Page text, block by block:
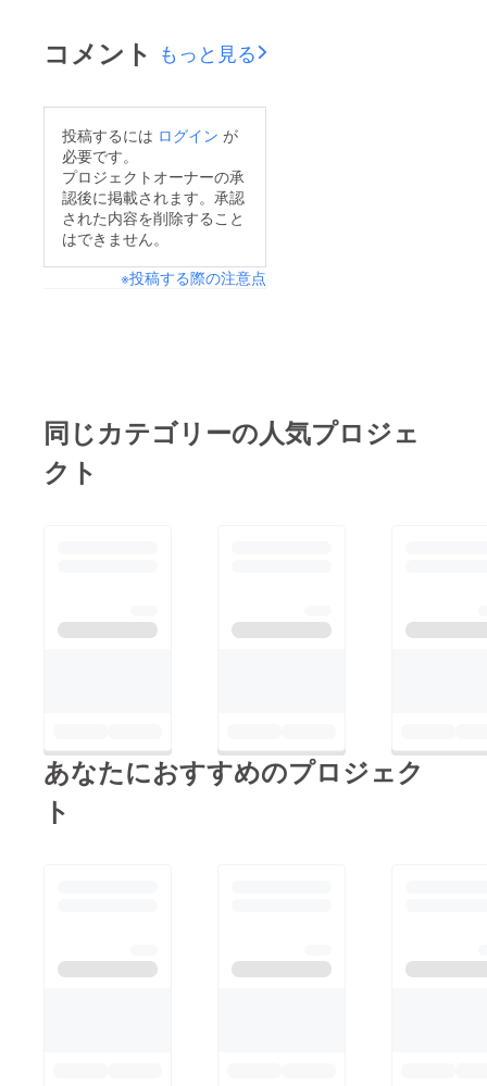
は事業に継続に向けて
邁進してまいります。
るように頑張りますの
で、今後ともよろしく
お願いいたします。
コメント もっと見る
投稿するには ログイン が
必要です。
プロジェクトオーナーの承
認後に掲載されます。承認
された内容を削除すること
はできません。
※投稿する際の注意点
同じカテゴリーの人気プロジェ
クト
あなたにおすすめのプロジェク
ト